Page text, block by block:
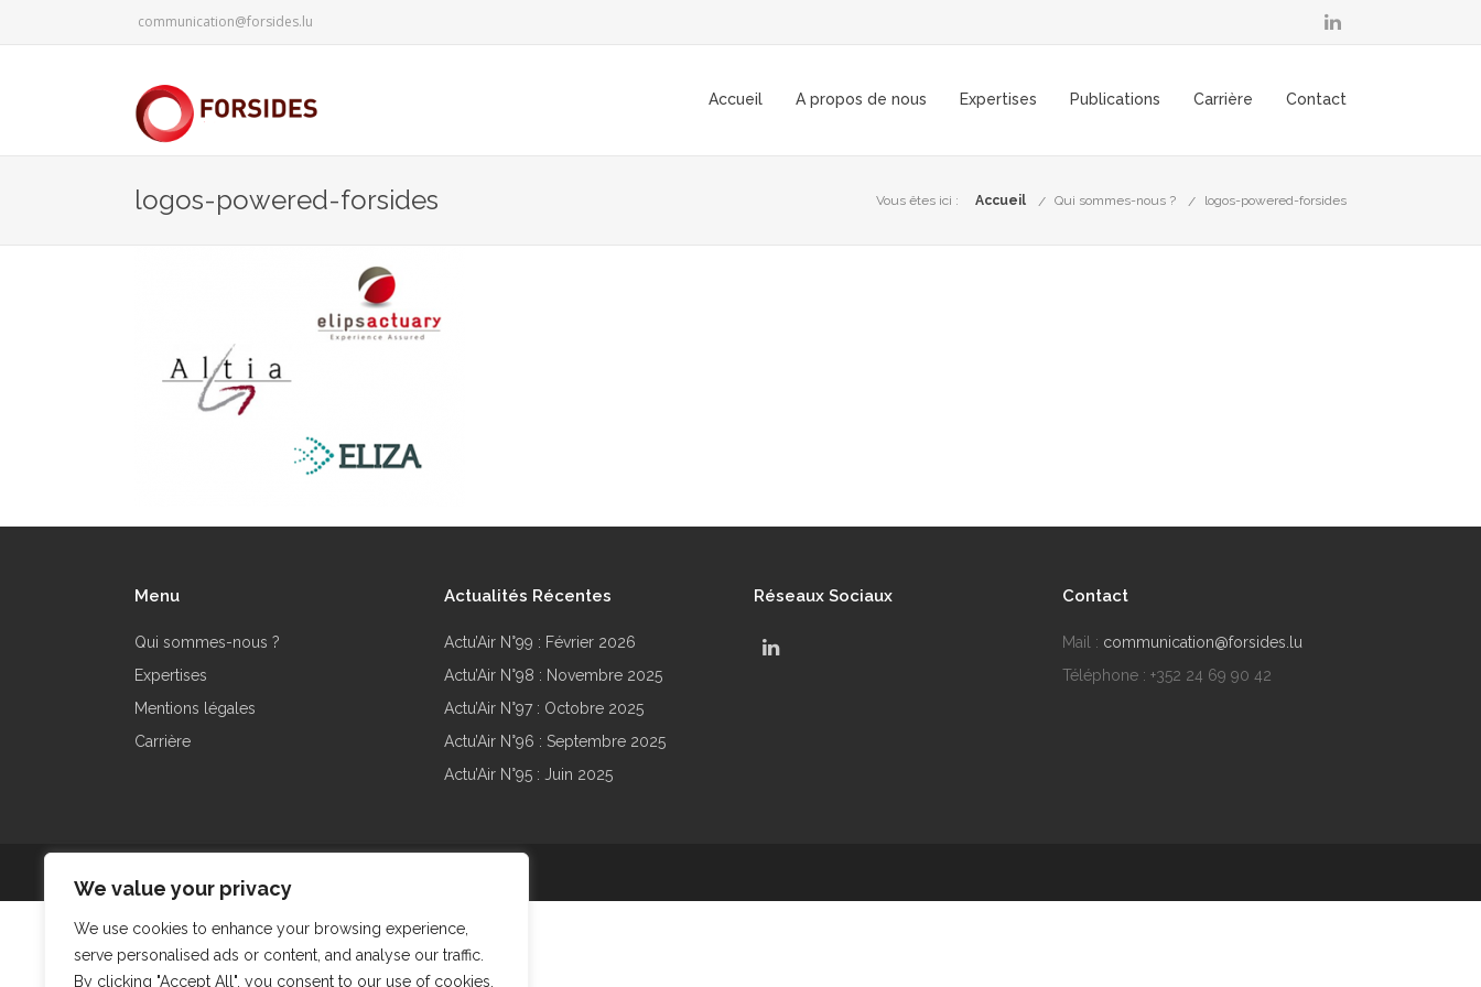
We value your privacy
We use cookies to enhance your browsing experience,
serve personalised ads or content, and analyse our traffic.
By clicking "Accept All", you consent to our use of cookies.
communication@forsides.lu
Accueil A propos de nous Expertises Publications Carrière Contact
logos-powered-forsides Vous êtes ici : Accueil Qui sommes-nous ? logos-powered-forsides
Menu
Qui sommes-nous ?
Expertises
Mentions légales
Carrière
Actualités Récentes
Actu’Air N°99 : Février 2026
Actu’Air N°98 : Novembre 2025
Actu’Air N°97 : Octobre 2025
Actu’Air N°96 : Septembre 2025
Actu’Air N°95 : Juin 2025
Réseaux Sociaux Contact
Mail : communication@forsides.lu
Téléphone : +352 24 69 90 42